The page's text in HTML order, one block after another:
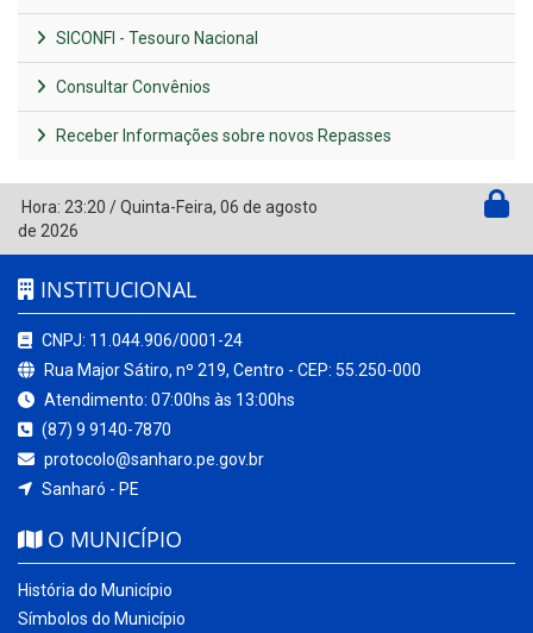
SICONFI - Tesouro Nacional
Consultar Convênios
Receber Informações sobre novos Repasses
Hora: 23:20 /Quinta-Feira, 06 de agosto
de 2026
INSTITUCIONAL
CNPJ: 11.044.906/0001-24
Rua Major Sátiro, nº 219, Centro - CEP: 55.250-000
Atendimento: 07:00hs às 13:00hs
(87) 9 9140-7870
protocolo@sanharo.pe.gov.br
Sanharó - PE
O MUNICÍPIO
História do Município
Símbolos do Município